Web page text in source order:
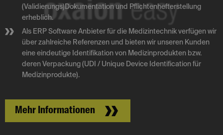
(Validierungs)Dokumentation und Pflichtenhefterstellung
erheblich.
Als ERP Software Anbieter für die Medizintechnik verfügen wir
über zahlreiche Referenzen und bieten wir unseren Kunden
eine eindeutige Identifikation von Medizinprodukten bzw.
deren Verpackung (UDI / Unique Device Identification für
Medizinprodukte).
Mehr Informationen